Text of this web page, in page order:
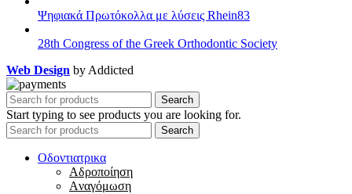
Ψηφιακά Πρωτόκολλα με λύσεις Rhein83
28th Congress of the Greek Orthodontic Society
Web Design by Addicted
Search
Start typing to see products you are looking for.
Search
Οδοντιατρικα
Αδροποίηση
Aναγόμωση